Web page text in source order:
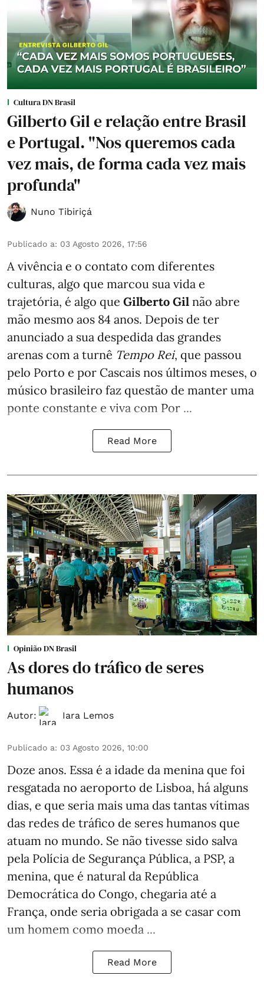
Cultura DN Brasil
Gilberto Gil e relação entre Brasil
e Portugal. "Nos queremos cada
vez mais, de forma cada vez mais
profunda"
Nuno Tibiriçá
Publicado a: 03 Agosto 2026, 17:56
A vivência e o contato com diferentes
culturas, algo que marcou sua vida e
trajetória, é algo que Gilberto Gil não abre
mão mesmo aos 84 anos. Depois de ter
anunciado a sua despedida das grandes
arenas com a turnê Tempo Rei, que passou
pelo Porto e por Cascais nos últimos meses, o
músico brasileiro faz questão de manter uma
ponte constante e viva com Por ...
Read More
Opinião DN Brasil
As dores do tráfico de seres
humanos
Autor: Iara Lemos
Publicado a: 03 Agosto 2026, 10:00
Doze anos. Essa é a idade da menina que foi
resgatada no aeroporto de Lisboa, há alguns
dias, e que seria mais uma das tantas vítimas
das redes de tráfico de seres humanos que
atuam no mundo. Se não tivesse sido salva
pela Polícia de Segurança Pública, a PSP, a
menina, que é natural da República
Democrática do Congo, chegaria até a
França, onde seria obrigada a se casar com
um homem como moeda ...
Read More